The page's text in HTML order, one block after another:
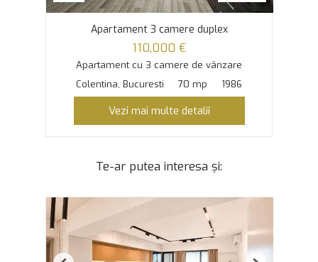
Apartament 3 camere duplex
110,000 €
Apartament cu 3 camere de vânzare
Colentina, Bucuresti
70 mp 1986
Vezi mai multe detalii
Te-ar putea interesa și: